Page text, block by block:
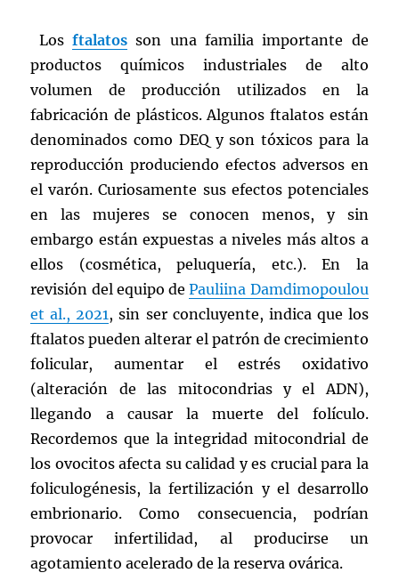
Losftalatos son una familia importante de
productos químicos industriales de alto
volumen de producción utilizados en la
fabricación de plásticos. Algunos ftalatos están
denominados como DEQ y son tóxicos para la
reproducción produciendo efectos adversos en
el varón. Curiosamente sus efectos potenciales
en las mujeres se conocen menos, y sin
embargo están expuestas a niveles más altos a
ellos (cosmética, peluquería, etc.). En la
revisión del equipo dePauliina Damdimopoulou
et al., 2021, sin ser concluyente, indica que los
ftalatos pueden alterar el patrón de crecimiento
folicular, aumentar el estrés oxidativo
(alteración de las mitocondrias y el ADN),
llegando a causar la muerte del folículo.
Recordemos que la integridad mitocondrial de
los ovocitos afecta su calidad y es crucial para la
foliculogénesis, la fertilización y el desarrollo
embrionario. Como consecuencia, podrían
provocar infertilidad, al producirse un
agotamiento acelerado de la reserva ovárica.